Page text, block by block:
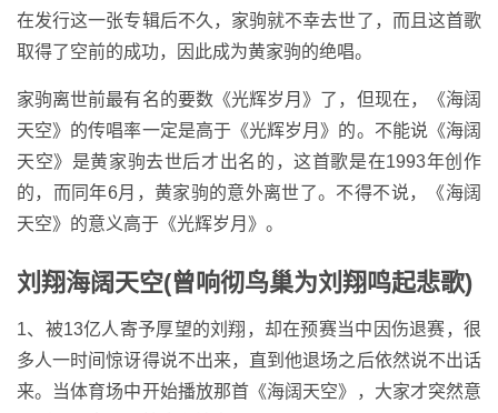
在发行这一张专辑后不久，家驹就不幸去世了，而且这首歌
取得了空前的成功，因此成为黄家驹的绝唱。
家驹离世前最有名的要数《光辉岁月》了，但现在，《海阔
天空》的传唱率一定是高于《光辉岁月》的。不能说《海阔
天空》是黄家驹去世后才出名的，这首歌是在1993年创作
的，而同年6月，黄家驹的意外离世了。不得不说，《海阔
天空》的意义高于《光辉岁月》。
刘翔海阔天空(曾响彻鸟巢为刘翔鸣起悲歌)
1、被13亿人寄予厚望的刘翔，却在预赛当中因伤退赛，很
多人一时间惊讶得说不出来，直到他退场之后依然说不出话
来。当体育场中开始播放那首《海阔天空》，大家才突然意